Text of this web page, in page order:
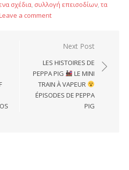
σχέδια, συλλογή επεισοδίων,τα
a comment
Next Post
LES HISTOIRES DE
PEPPA PIG
LE MINI
TRAIN À VAPEUR
ÉPISODES DE PEPPA
PIG